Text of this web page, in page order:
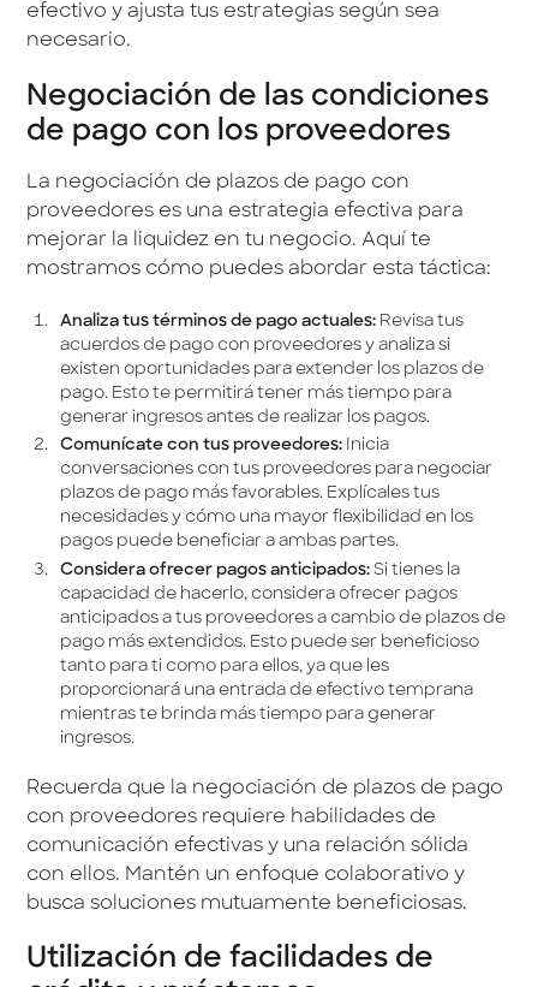
efectivo y ajusta tus estrategias según sea
necesario.
Negociación de las condiciones
de pago con los proveedores
La negociación de plazos de pago con
proveedores es una estrategia efectiva para
mejorar la liquidez en tu negocio. Aquí te
mostramos cómo puedes abordar esta táctica:
Analiza tus términos de pago actuales: Revisa tus
acuerdos de pago con proveedores y analiza si
existen oportunidades para extender los plazos de
pago. Esto te permitirá tener más tiempo para
generar ingresos antes de realizar los pagos.
Comunícate con tus proveedores: Inicia
conversaciones con tus proveedores para negociar
plazos de pago más favorables. Explícales tus
necesidades y cómo una mayor flexibilidad en los
pagos puede beneficiar a ambas partes.
Considera ofrecer pagos anticipados: Si tienes la
capacidad de hacerlo, considera ofrecer pagos
anticipados a tus proveedores a cambio de plazos de
pago más extendidos. Esto puede ser beneficioso
tanto para ti como para ellos, ya que les
proporcionará una entrada de efectivo temprana
mientras te brinda más tiempo para generar
ingresos.
Recuerda que la negociación de plazos de pago
con proveedores requiere habilidades de
comunicación efectivas y una relación sólida
con ellos. Mantén un enfoque colaborativo y
busca soluciones mutuamente beneficiosas.
Utilización de facilidades de